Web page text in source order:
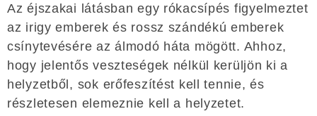
Az éjszakai látásban egy rókacsípés figyelmeztet
az irigy emberek és rossz szándékú emberek
csínytevésére az álmodó háta mögött. Ahhoz,
hogy jelentős veszteségek nélkül kerüljön ki a
helyzetből, sok erőfeszítést kell tennie, és
részletesen elemeznie kell a helyzetet.